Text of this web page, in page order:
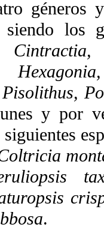
géneros
siendo los
y por
siguientes
.